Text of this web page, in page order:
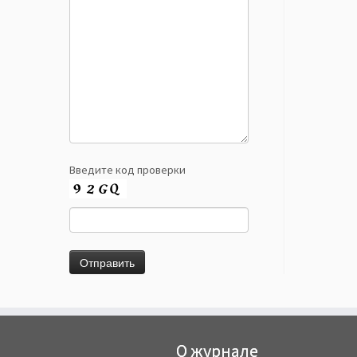
Введите код проверки
О журнале